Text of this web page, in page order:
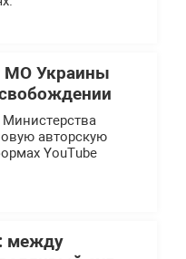
МО Украины
авторскую
YouTube
между